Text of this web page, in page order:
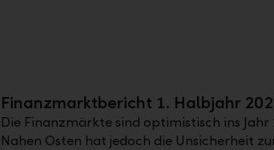
Finanzmarktbericht 1. Halbjahr
Die Finanzmärkte sind optimistisch ins
Nahen Osten hat jedoch die Unsicherheit